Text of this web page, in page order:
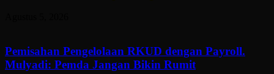
Pemisahan Pengelolaan RKUD dengan Payroll.
Mulyadi: Pemda Jangan Bikin Rumit